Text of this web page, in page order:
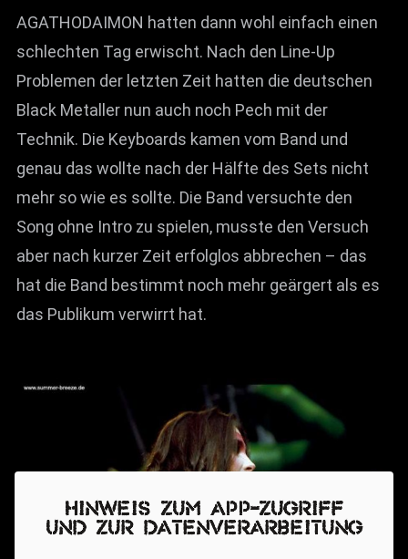
AGATHODAIMON hatten dann wohl einfach einen
schlechten Tag erwischt. Nach den Line-Up
Problemen der letzten Zeit hatten die deutschen
Black Metaller nun auch noch Pech mit der
Technik. Die Keyboards kamen vom Band und
genau das wollte nach der Hälfte des Sets nicht
mehr so wie es sollte. Die Band versuchte den
Song ohne Intro zu spielen, musste den Versuch
aber nach kurzer Zeit erfolglos abbrechen – das
hat die Band bestimmt noch mehr geärgert als es
das Publikum verwirrt hat.
Hinweis zum App-Zugriff
und zur Datenverarbeitung